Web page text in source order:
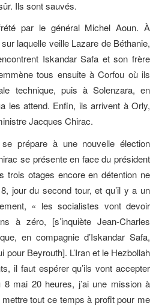
Ils sont sauvés.
par le général Michel Aoun. À
laquelle veille Lazare de Béthanie,
Iskandar Safa et son frère
tous ensuite à Corfou où ils
technique, puis à Solenzara, en
les attend. Enfin, ils arrivent à Orly,
Jacques Chirac.
prépare à une nouvelle élection
se présente en face du président
trois otages encore en détention ne
jour du second tour, et qu’il y a un
« les socialistes vont devoir
à zéro, [s’inquiète Jean-Charles
en compagnie d’Iskandar Safa,
pour Beyrouth]. L’Iran et le Hezbollah
il faut espérer qu’ils vont accepter
8 mai 20 heures, j’ai une mission à
tout ce temps à profit pour me